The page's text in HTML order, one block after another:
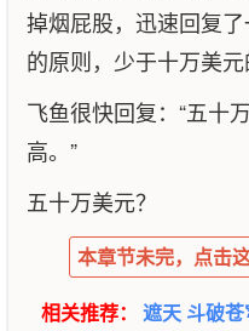
掉烟屁股，迅速回复
的原则，少于十万美
飞鱼很快回复：“五十
高。”
五十万美元？
本章节未完，点击
相关推荐： 遮天 斗破苍